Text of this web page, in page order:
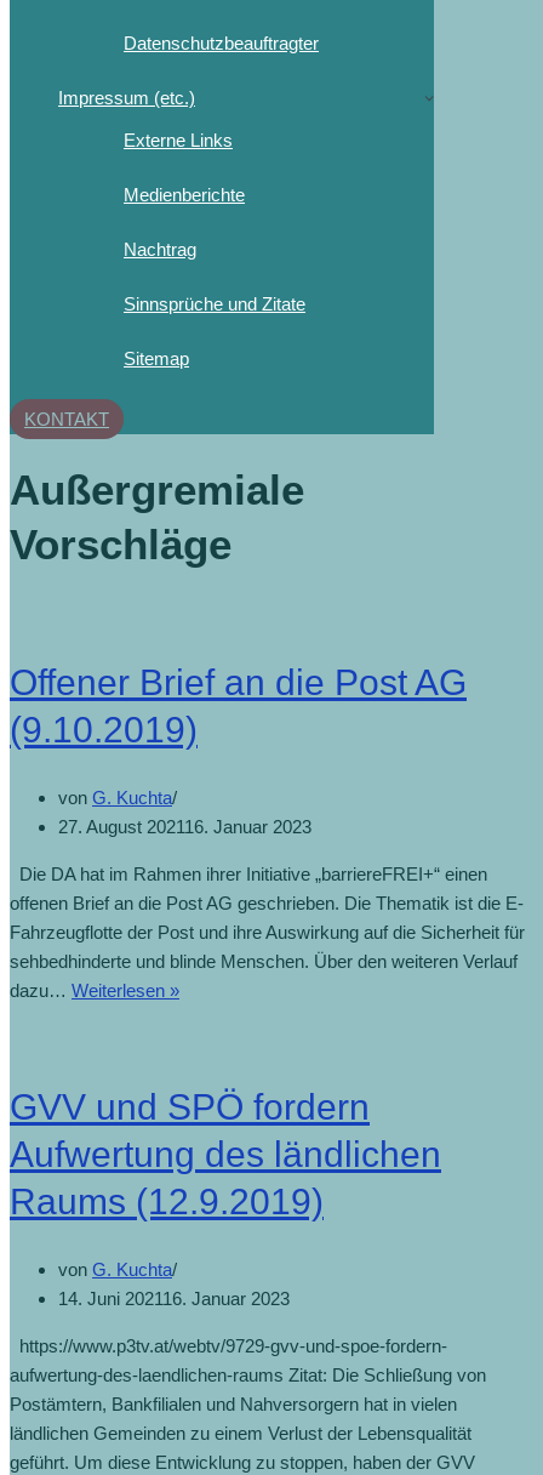
Datenschutzbeauftragter
Impressum (etc.)
Externe Links
Medienberichte
Nachtrag
Sinnsprüche und Zitate
Sitemap
KONTAKT
Außergremiale
Vorschläge
Offener Brief an die Post AG
(9.10.2019)
von G. Kuchta
27. August 202116. Januar 2023
Die DA hat im Rahmen ihrer Initiative „barriereFREI+“ einen
offenen Brief an die Post AG geschrieben. Die Thematik ist die E-
Fahrzeugflotte der Post und ihre Auswirkung auf die Sicherheit für
sehbedhinderte und blinde Menschen. Über den weiteren Verlauf
dazu… Weiterlesen »
GVV und SPÖ fordern
Aufwertung des ländlichen
Raums (12.9.2019)
von G. Kuchta
14. Juni 202116. Januar 2023
https://www.p3tv.at/webtv/9729-gvv-und-spoe-fordern-
aufwertung-des-laendlichen-raums Zitat: Die Schließung von
Postämtern, Bankfilialen und Nahversorgern hat in vielen
ländlichen Gemeinden zu einem Verlust der Lebensqualität
geführt. Um diese Entwicklung zu stoppen, haben der GVV